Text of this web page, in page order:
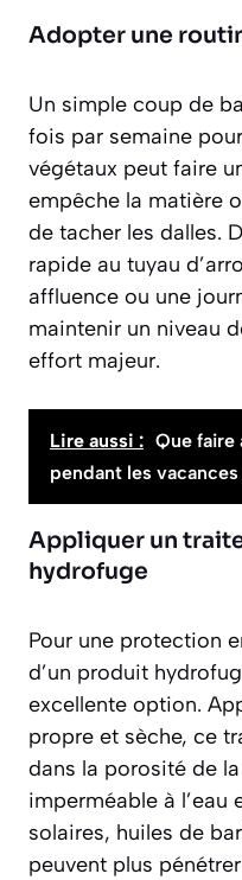
Adopter une
Un simple coup de
fois par semaine
végétaux peut faire
empêche la matière
de tacher les dalles.
rapide au tuyau
affluence ou une
maintenir un niveau
effort majeur.
Lire aussi : Que faire
pendant les
Appliquer un
hydrofuge
Pour une protection
d’un produit
excellente option.
propre et sèche, ce
dans la porosité de
imperméable à l’eau
solaires, huiles de
peuvent plus